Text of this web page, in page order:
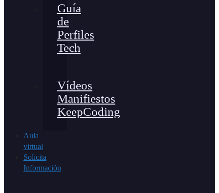
Guía
de
Perfiles
Tech
Vídeos
Manifiestos
KeepCoding
Aula
virtual
Solicita
Información